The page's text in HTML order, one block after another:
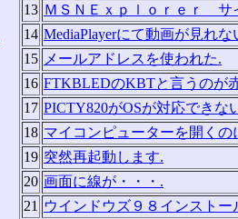
13 ＭＳＮＥｘｐｌｏｒｅｒ サ
14 MediaPlayerにて動画が見れな
15 メールアドレスを使われた.
16 FTKBLEDのKBTと言うのが
17 PICTY820がOSが対応できな
18 マイコンピューターを開く
19 突然再起動します.
20 画面に線が・・・.
21
ウインドウズ９８インストー